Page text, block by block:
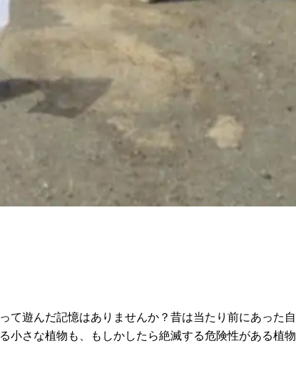
て遊んだ記憶はありませんか？昔は当たり前にあった自
小さな植物も、もしかしたら絶滅する危険性がある植物